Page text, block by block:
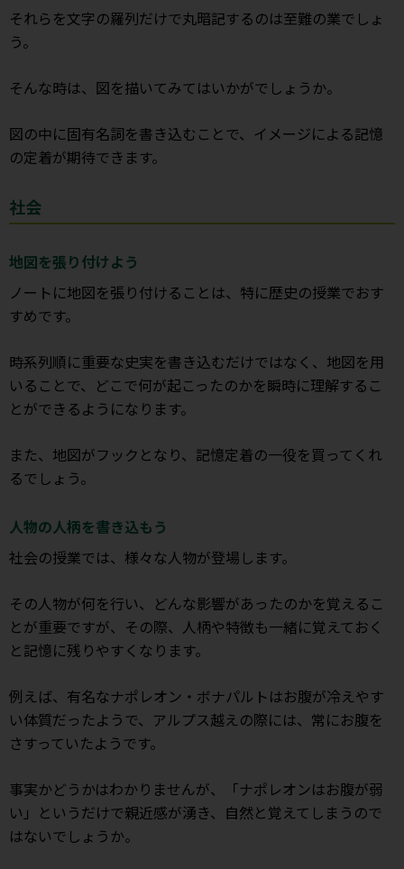
それらを文字の羅列だけで丸暗記するのは至難の業でしょ
う。
そんな時は、図を描いてみてはいかがでしょうか。
図の中に固有名詞を書き込むことで、イメージによる記憶
の定着が期待できます。
社会
地図を張り付けよう
ノートに地図を張り付けることは、特に歴史の授業でおす
すめです。
時系列順に重要な史実を書き込むだけではなく、地図を用
いることで、どこで何が起こったのかを瞬時に理解するこ
とができるようになります。
また、地図がフックとなり、記憶定着の一役を買ってくれ
るでしょう。
人物の人柄を書き込もう
社会の授業では、様々な人物が登場します。
その人物が何を行い、どんな影響があったのかを覚えるこ
とが重要ですが、その際、人柄や特徴も一緒に覚えておく
と記憶に残りやすくなります。
例えば、有名なナポレオン・ボナパルトはお腹が冷えやす
い体質だったようで、アルプス越えの際には、常にお腹を
さすっていたようです。
事実かどうかはわかりませんが、「ナポレオンはお腹が弱
い」というだけで親近感が湧き、自然と覚えてしまうので
はないでしょうか。